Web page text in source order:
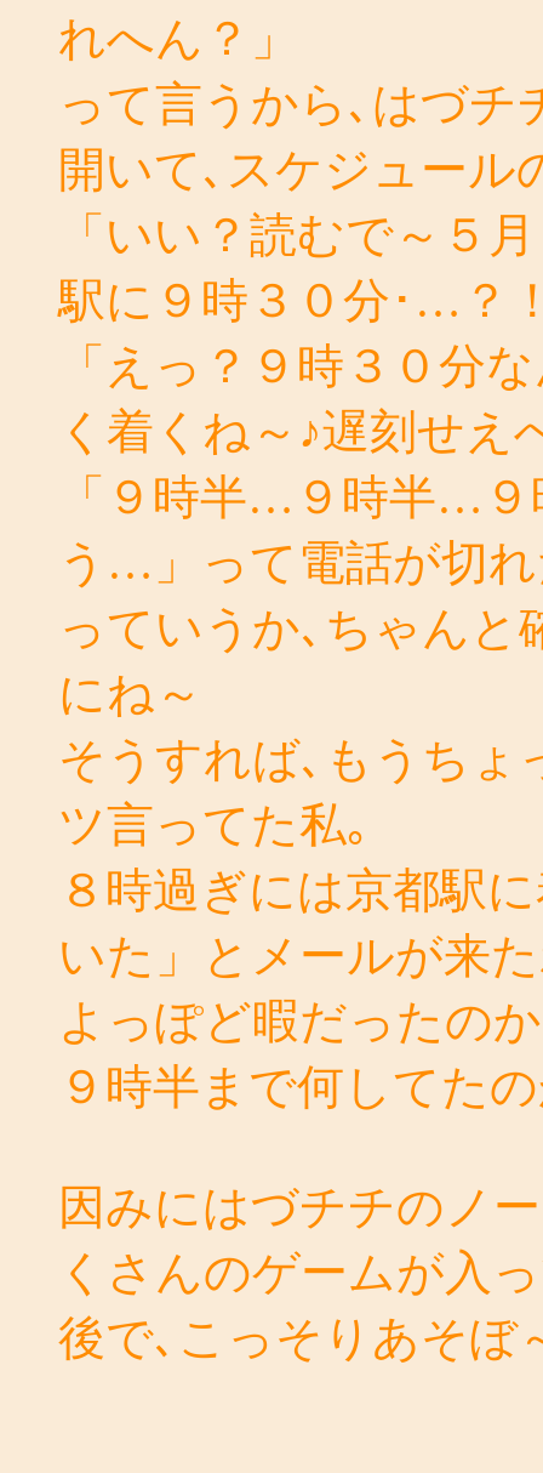
れへん？」
って言うから､はづチ
開いて､スケジュール
「いい？読むで～５
駅に９時３０分･…？
「えっ？９時３０分
く着くね～♪遅刻せえ
「９時半…９時半…
う…」って電話が切
っていうか､ちゃんと
にね～
そうすれば､もうち
ツ言ってた私｡
８時過ぎには京都駅
いた」とメールが来
よっぽど暇だったの
９時半まで何してた
因みにはづチチのノ
くさんのゲームが入
後で､こっそりあそぼ